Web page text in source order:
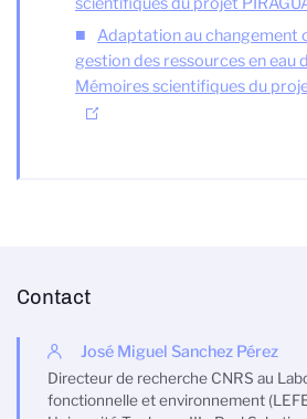
Adaptation au changement
gestion des ressources en eau
Mémoires scientifiques du
Contact
José Miguel Sanchez Pérez
Directeur de recherche CNRS au
fonctionnelle et environnement